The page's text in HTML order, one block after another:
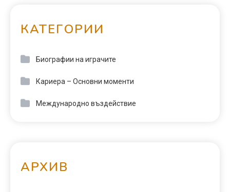
КАТЕГОРИИ
Биографии на играчите
Кариера – Основни моменти
Международно въздействие
АРХИВ